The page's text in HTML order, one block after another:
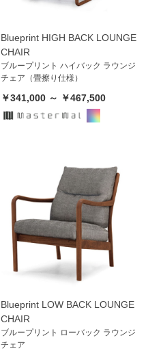
Blueprint HIGH BACK LOUNGE
CHAIR
ブループリント ハイバック ラウンジ
チェア（畳擦り仕様）
￥341,000 ～ ￥467,500
Blueprint LOW BACK LOUNGE
CHAIR
ブループリント ローバック ラウンジ
チェア